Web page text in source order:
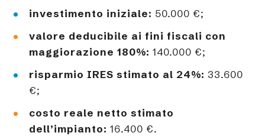
investimento iniziale: 50.000 €;
valore deducibile ai fini fiscali con
maggiorazione 180%: 140.000 €;
risparmio IRES stimato al 24%: 33.600
€;
costo reale netto stimato
dell’impianto: 16.400 €.